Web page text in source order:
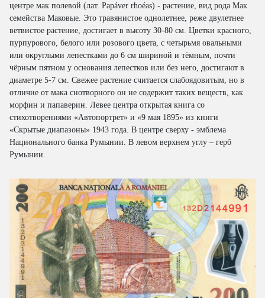
центре мак полевой (лат. Papáver rhoéas) - растение, вид рода Мак
семейства Маковые. Это травянистое однолетнее, реже двулетнее
ветвистое растение, достигает в высоту 30-80 см. Цветки красного,
пурпурового, белого или розового цвета, с четырьмя овальными
или округлыми лепестками до 6 см шириной и тёмным, почти
чёрным пятном у основания лепестков или без него, достигают в
диаметре 5-7 см. Свежее растение считается слабоядовитым, но в
отличие от мака снотворного он не содержит таких веществ, как
морфин и папаверин. Левее центра открытая книга со
стихотворениями «Автопортрет» и «9 мая 1895» из книги
«Скрытые диапазоны» 1943 года. В центре сверху - эмблема
Национального банка Румынии. В левом верхнем углу – герб
Румынии.